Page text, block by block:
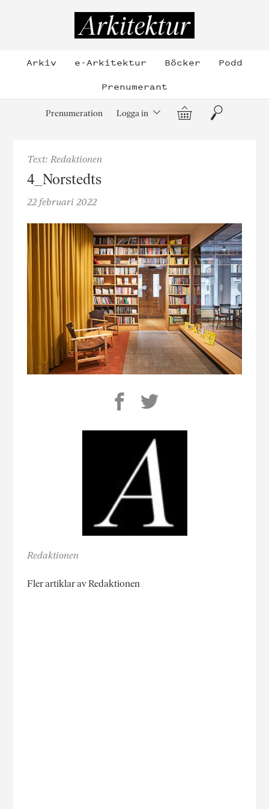
Arkiv e-Arkitektur Böcker
Podd
Prenumerant
Prenumeration Logga in Varukorg
Sök
Text: Redaktionen
4_Norstedts
22 februari 2022
Redaktionen
Fler artiklar av Redaktionen